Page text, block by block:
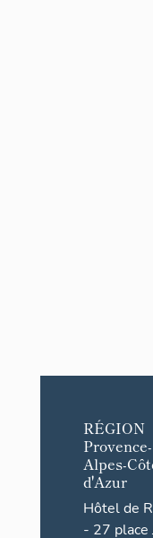
RÉGION
Provence-
Alpes-
d'Azur
Hôtel de
- 27 place